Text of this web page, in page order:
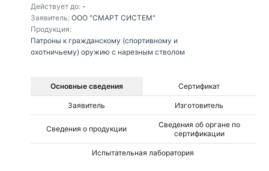
Действует до: -
Заявитель: ООО "СМАРТ СИСТЕМ"
Продукция:
Патроны к гражданскому (спортивному и
охотничьему) оружию с нарезным стволом
Основные сведения Сертификат
Заявитель Изготовитель
Сведения о продукции
Сведения об органе по
сертификации
Испытательная лаборатория